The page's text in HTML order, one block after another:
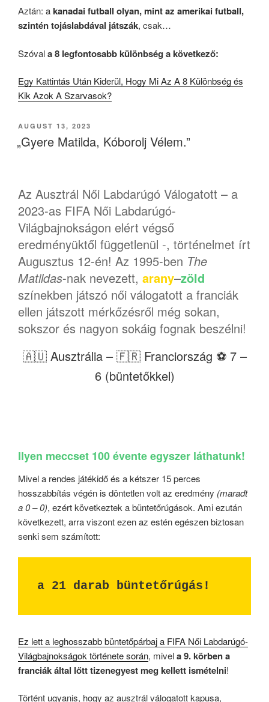
Aztán: akanadai futball olyan, mint az amerikai futball,
szintén tojáslabdával játszák, csak…
Szóvala 8 legfontosabb különbség a következő:
Egy Kattintás Után Kiderül, Hogy Mi Az A 8 Különbség és
Kik Azok A Szarvasok?
POSTED
ON
AUGUST 13, 2023
„Gyere Matilda, Kóborolj Vélem.”
Az Ausztrál Női Labdarúgó Válogatott – a
2023-as FIFA Női Labdarúgó-
Világbajnokságon elért végső
eredményüktől függetlenül -, történelmet írt
Augusztus 12-én! Az 1995-ben The
Matildas-nak nevezett, arany–zöld
színekben játszó női válogatott a franciák
ellen játszott mérkőzésről még sokan,
sokszor és nagyon sokáig fognak beszélni!
🇦🇺 Ausztrália – 🇫🇷 Franciország ⚽️ 7 –
6 (büntetőkkel)
Ilyen meccset 100 évente egyszer láthatunk!
Mivel a rendes játékidő és a kétszer 15 perces
hosszabbítás végén is döntetlen volt az eredmény (maradt
a 0 – 0), ezért következtek a büntetőrúgások. Ami ezután
következett, arra viszont ezen az estén egészen biztosan
senki sem számított:
a 21 darab büntetőrúgás!
Ez lett a leghosszabb büntetőpárbaj a FIFA Női Labdarúgó-
Világbajnokságok története során, mivela 9. körben a
franciák által lőtt tizenegyest meg kellett ismételni!
Történt ugyanis, hogy az ausztrál válogatott kapusa,